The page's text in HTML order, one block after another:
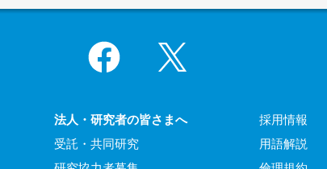
Facebook
法人・研究者の皆さまへ
受託・共同研究
採用情報
用語解説